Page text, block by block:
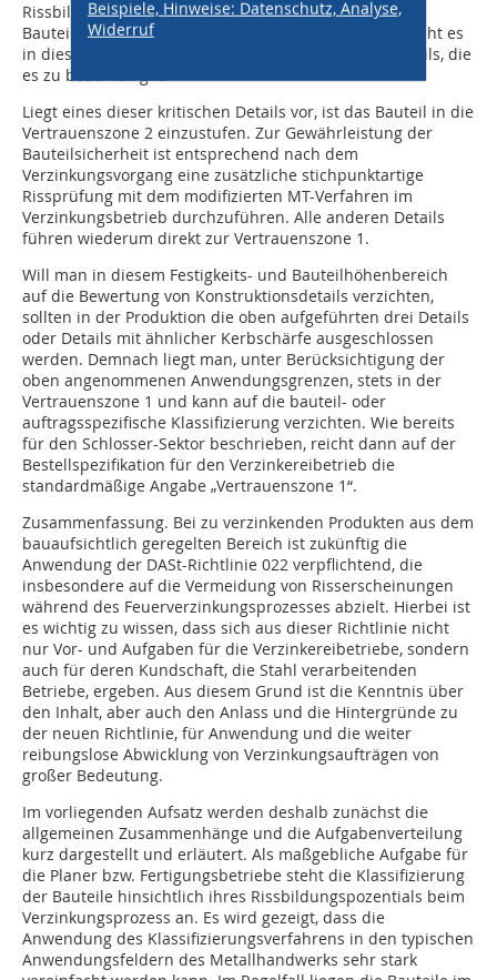
Rissbildung führen können (potenziell rissgefährdete
Bauteile). Wie in Tabelle 4.2 jedoch zu erkennen ist, geht es
in diesem Anwendungsbereich um lediglich drei Details, die
es zu beachten gilt.
Liegt eines dieser kritischen Details vor, ist das Bauteil in die
Vertrauenszone 2 einzustufen. Zur Gewährleistung der
Bauteilsicherheit ist entsprechend nach dem
Verzinkungsvorgang eine zusätzliche stichpunktartige
Rissprüfung mit dem modifizierten MT-Verfahren im
Verzinkungsbetrieb durchzuführen. Alle anderen Details
führen wiederum direkt zur Vertrauenszone 1.
Will man in diesem Festigkeits- und Bauteilhöhenbereich
auf die Bewertung von Konstruktionsdetails verzichten,
sollten in der Produktion die oben aufgeführten drei Details
oder Details mit ähnlicher Kerbschärfe ausgeschlossen
werden. Demnach liegt man, unter Berücksichtigung der
oben angenommenen Anwendungsgrenzen, stets in der
Vertrauenszone 1 und kann auf die bauteil- oder
auftragsspezifische Klassifizierung verzichten. Wie bereits
für den Schlosser-Sektor beschrieben, reicht dann auf der
Bestellspezifikation für den Verzinkereibetrieb die
standardmäßige Angabe „Vertrauenszone 1“.
Zusammenfassung. Bei zu verzinkenden Produkten aus dem
bauaufsichtlich geregelten Bereich ist zukünftig die
Anwendung der DASt-Richtlinie 022 verpflichtend, die
insbesondere auf die Vermeidung von Risserscheinungen
während des Feuerverzinkungsprozesses abzielt. Hierbei ist
es wichtig zu wissen, dass sich aus dieser Richtlinie nicht
nur Vor- und Aufgaben für die Verzinkereibetriebe, sondern
auch für deren Kundschaft, die Stahl verarbeitenden
Betriebe, ergeben. Aus diesem Grund ist die Kenntnis über
den Inhalt, aber auch den Anlass und die Hintergründe zu
der neuen Richtlinie, für Anwendung und die weiter
reibungslose Abwicklung von Verzinkungsaufträgen von
großer Bedeutung.
Im vorliegenden Aufsatz werden deshalb zunächst die
allgemeinen Zusammenhänge und die Aufgabenverteilung
kurz dargestellt und erläutert. Als maßgebliche Aufgabe für
die Planer bzw. Fertigungsbetriebe steht die Klassifizierung
der Bauteile hinsichtlich ihres Rissbildungspozentials beim
Verzinkungsprozess an. Es wird gezeigt, dass die
Anwendung des Klassifizierungsverfahrens in den typischen
Anwendungsfeldern des Metallhandwerks sehr stark
Beispiele, Hinweise: Datenschutz, Analyse,
Widerruf